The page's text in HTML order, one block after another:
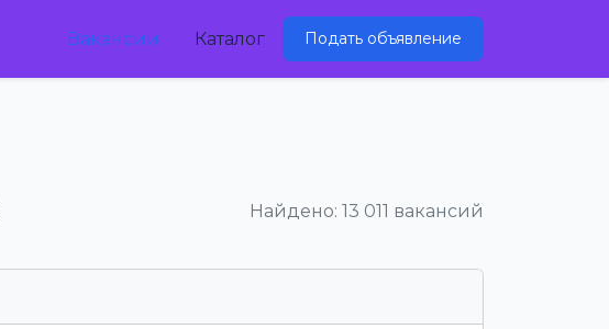
Вакансии Каталог Подать объявление
Найдено: 13 011 вакансий